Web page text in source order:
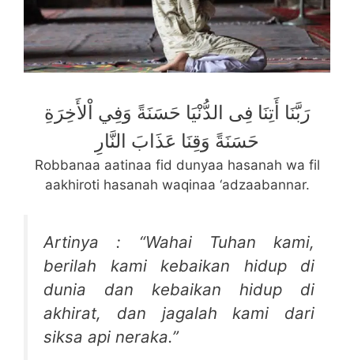
رَبَّنَا أَتِنَا فِى الدُّنْيَا حَسَنَةً وَفِي اْلأَخِرَةِ
حَسَنَةً وَقِنَا عَذَابَ النَّارِ
Robbanaa aatinaa fid dunyaa hasanah wa fil
aakhiroti hasanah waqinaa ‘adzaabannar.
Artinya : “Wahai Tuhan kami,
berilah kami kebaikan hidup di
dunia dan kebaikan hidup di
akhirat, dan jagalah kami dari
siksa api neraka.”